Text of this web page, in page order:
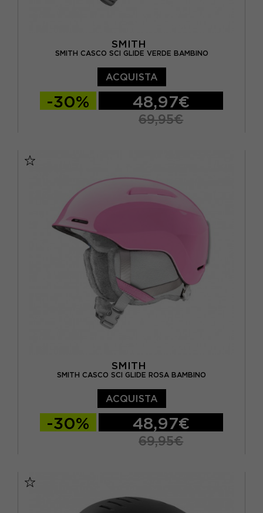
SMITH
SMITH CASCO SCI GLIDE VERDE BAMBINO
ACQUISTA
-30% 48,97€
69,95€
SMITH
SMITH CASCO SCI GLIDE ROSA BAMBINO
ACQUISTA
-30% 48,97€
69,95€